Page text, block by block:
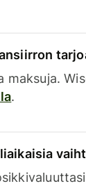
maksuja.
.